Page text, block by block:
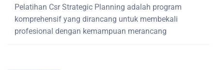
Pelatihan Csr Strategic Planning adalah program
komprehensif yang dirancang untuk membekali
profesional dengan kemampuan merancang